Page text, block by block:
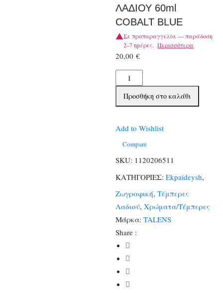
ΛΑΔΙΟΥ 60ml
COBALT BLUE
Σε προπαραγγελία — παράδοση
2–7 ημέρες. Περισσότερα
20,00€
TALENS
ΧΡΩΜΑΤΑ
ΛΑΔΙΟΥ
COBALT
BLUE
Προσθήκη στο καλάθι
Add to Wishlist
Compare
SKU: 1120206511
ΚΑΤΗΓΟΡΙΕΣ: Ekpaideysh,
Ζωγραφική,Τέμπερες
Λαδιού,Χρώματα/Τέμπερες
Μάρκα:TALENS
Share :